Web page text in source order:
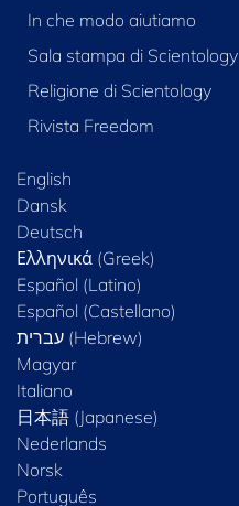
In che modo aiutiamo
Sala stampa di Scientology
Religione di Scientology
Rivista Freedom
English
Dansk
Deutsch
Ελληνικά (Greek)
Español (Latino)
Español (Castellano)
Magyar
Italiano
日本語 (Japanese)
Nederlands
Norsk
Português